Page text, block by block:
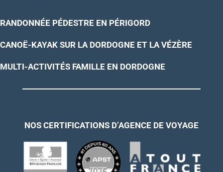
RANDONNÉE PÉDESTRE EN PÉRIGORD
CANOË-KAYAK SUR LA DORDOGNE ET LA VÉZÈRE
MULTI-ACTIVITÉS FAMILLE EN DORDOGNE
NOS CERTIFICATIONS D’AGENCE DE VOYAGE